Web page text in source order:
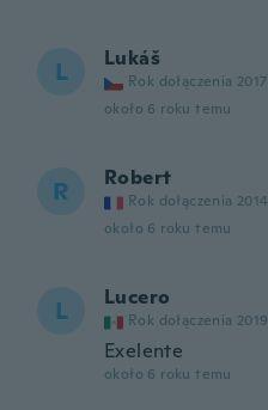
L Lukáš
Rok dołączenia 2017
około 6 roku temu
R Robert
Rok dołączenia 2014
około 6 roku temu
L Lucero
Rok dołączenia 2019
Exelente
około 6 roku temu